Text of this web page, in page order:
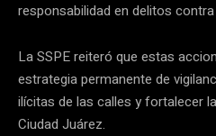
responsabilidad en delitos contra
La SSPE reiteró que estas
estrategia permanente de
ilícitas de las calles y fortalecer
Ciudad Juárez.